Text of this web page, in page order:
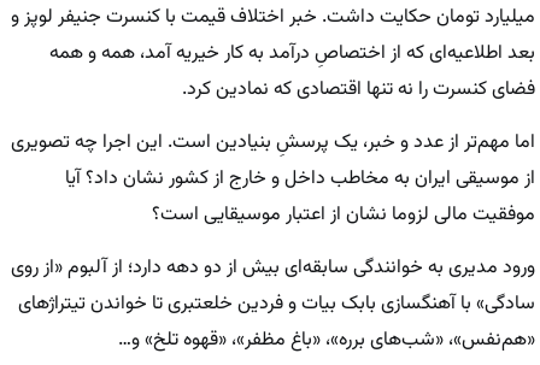
میلیارد تومان حکایت داشت. خبر اختلاف قیمت با کنسرت جنیفر لوپز و
بعد اطلاعیه‌ای که از اختصاصِ درآمد به کار خیریه آمد، همه و همه
فضای کنسرت را نه تنها اقتصادی که نمادین کرد.
اما مهم‌تر از عدد و خبر، یک پرسشِ بنیادین است. این اجرا چه تصویری
از موسیقی ایران به مخاطب داخل و خارج از کشور نشان داد؟ آیا
موفقیت مالی لزوما نشان از اعتبار موسیقایی است؟
ورود مدیری به خوانندگی سابقه‌ای بیش از دو دهه دارد؛ از آلبوم «از روی
سادگی» با آهنگسازی بابک بیات و فردین خلعتبری تا خواندن تیتراژ‌های
«هم‌نفس»، «شب‌های برره»، «باغ مظفر»، «قهوه تلخ» و…